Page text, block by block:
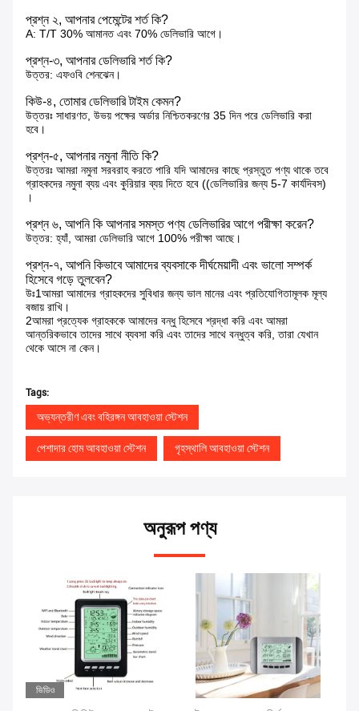
প্রশ্ন ২, আপনার পেমেন্টের শর্ত কি?
A: T/T 30% আমানত এবং 70% ডেলিভারি আগে।
প্রশ্ন-৩, আপনার ডেলিভারি শর্ত কি?
উত্তর: এফওবি শেনঝেন।
কিউ-৪, তোমার ডেলিভারি টাইম কেমন?
উত্তরঃ সাধারণত, উভয় পক্ষের অর্ডার নিশ্চিতকরণের 35 দিন পরে ডেলিভারি করা
হবে।
প্রশ্ন-৫, আপনার নমুনা নীতি কি?
উত্তরঃ আমরা নমুনা সরবরাহ করতে পারি যদি আমাদের কাছে প্রস্তুত পণ্য থাকে তবে
গ্রাহকদের নমুনা ব্যয় এবং কুরিয়ার ব্যয় দিতে হবে ((ডেলিভারির জন্য 5-7 কার্যদিবস)
।
প্রশ্ন ৬, আপনি কি আপনার সমস্ত পণ্য ডেলিভারির আগে পরীক্ষা করেন?
উত্তর: হ্যাঁ, আমরা ডেলিভারি আগে 100% পরীক্ষা আছে।
প্রশ্ন-৭, আপনি কিভাবে আমাদের ব্যবসাকে দীর্ঘমেয়াদী এবং ভালো সম্পর্ক
হিসেবে গড়ে তুলবেন?
উঃ1আমরা আমাদের গ্রাহকদের সুবিধার জন্য ভাল মানের এবং প্রতিযোগিতামূলক মূল্য
বজায় রাখি।
2আমরা প্রত্যেক গ্রাহককে আমাদের বন্ধু হিসেবে শ্রদ্ধা করি এবং আমরা
আন্তরিকভাবে তাদের সাথে ব্যবসা করি এবং তাদের সাথে বন্ধুত্ব করি, তারা যেখান
থেকে আসে না কেন।
Tags:
অভ্যন্তরীণ এবং বহিরঙ্গন আবহাওয়া স্টেশন
পেশাদার হোম আবহাওয়া স্টেশন গৃহস্থালি আবহাওয়া স্টেশন
অনুরূপ পণ্য
ভিডিও